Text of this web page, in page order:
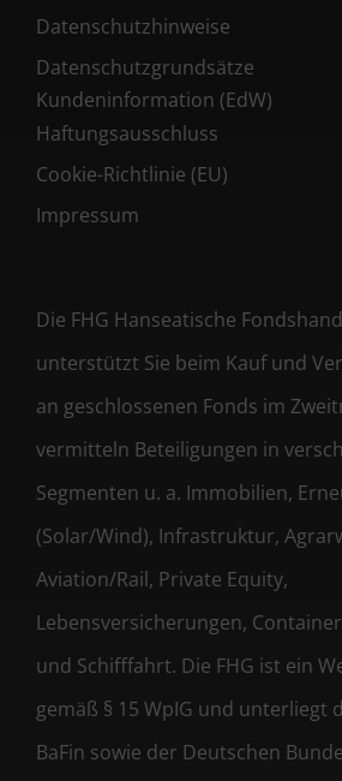
Datenschutzhinweise
Datenschutzgrundsätze
Kundeninformation (EdW)
Haftungsausschluss
Cookie-Richtlinie (EU)
Impressum
Die FHG Hanseatische
unterstützt Sie beim Kauf und
an geschlossenen Fonds im
vermitteln Beteiligungen in
Segmenten u. a. Immobilien,
(Solar/Wind), Infrastruktur,
Aviation/Rail, Private Equity,
Lebensversicherungen,
und Schifffahrt. Die FHG ist ein
gemäß § 15 WpIG und unterliegt
BaFin sowie der Deutschen